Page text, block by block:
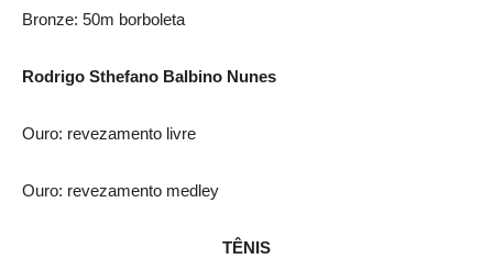
Bronze: 50m borboleta
Rodrigo Sthefano Balbino Nunes
Ouro: revezamento livre
Ouro: revezamento medley
TÊNIS